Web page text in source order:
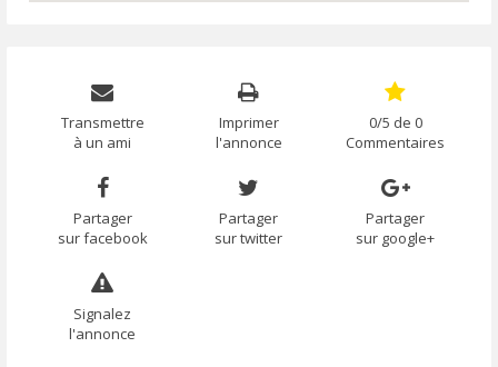
Transmettre
à un ami
Imprimer
l'annonce
0/5 de 0
Commentaires
Partager
sur facebook
Partager
sur twitter
Partager
sur google+
Signalez
l'annonce